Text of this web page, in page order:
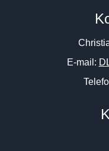
2005. 73x100cm.
E-mail: